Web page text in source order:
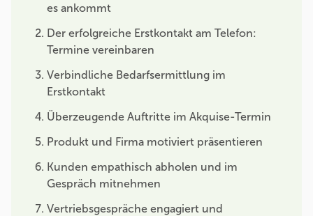
es ankommt
Der erfolgreiche Erstkontakt am Telefon:
Termine vereinbaren
Verbindliche Bedarfsermittlung im
Erstkontakt
Überzeugende Auftritte im Akquise-Termin
Produkt und Firma motiviert präsentieren
Kunden empathisch abholen und im
Gespräch mitnehmen
Vertriebsgespräche engagiert und